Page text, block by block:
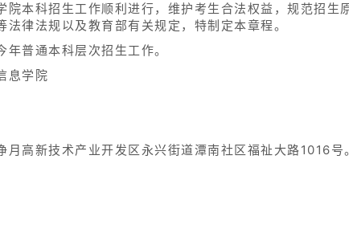
院本科招生工作顺利进行，维护考生合法权益，规范招生
律法规以及教育部有关规定，特制定本章程。
普通本科层次招生工作。
息学院
月高新技术产业开发区永兴街道潭南社区福祉大路1016号